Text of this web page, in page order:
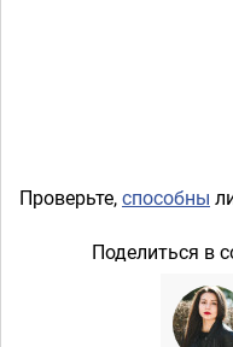
Проверьте,способны
Поделиться в